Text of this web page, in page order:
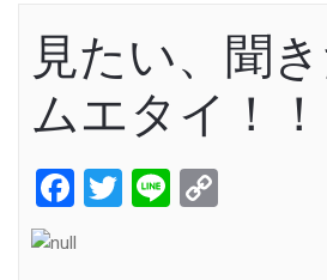
見たい、聞き
ムエタイ！！
Facebook
Twitter
Line